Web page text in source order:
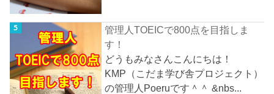
管理人TOEICで800点を目指しま
す！
どうもみなさんこんにちは！
KMP（こだま学び舎プロジェクト）
の管理人Poeruです＾＾ &nbs...